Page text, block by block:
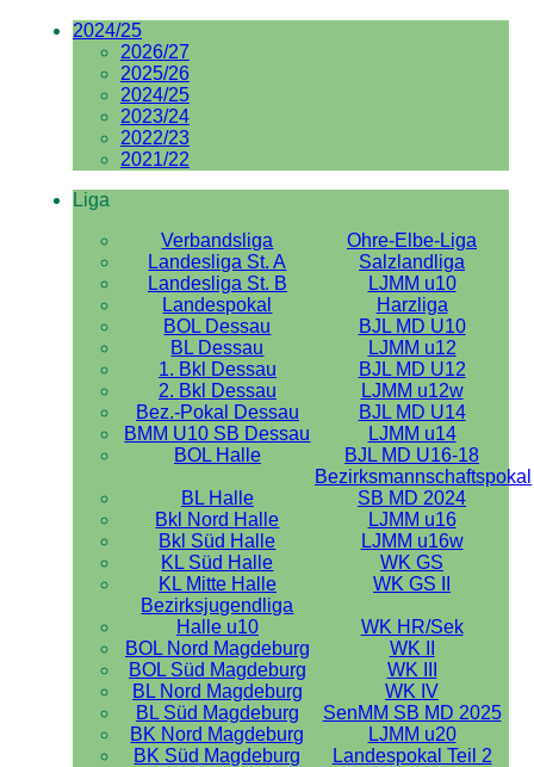
2024/25
2026/27
2025/26
2024/25
2023/24
2022/23
2021/22
Liga
Verbandsliga
Ohre-Elbe-Liga
Landesliga St. A
Salzlandliga
Landesliga St. B
LJMM u10
Landespokal
Harzliga
BOL Dessau
BJL MD U10
BL Dessau
LJMM u12
1. Bkl Dessau
BJL MD U12
2. Bkl Dessau
LJMM u12w
Bez.-Pokal Dessau
BJL MD U14
BMM U10 SB Dessau
LJMM u14
BOL Halle
BJL MD U16-18
BL Halle
Bezirksmannschaftspokal
SB MD 2024
Bkl Nord Halle
LJMM u16
Bkl Süd Halle
LJMM u16w
KL Süd Halle
WK GS
KL Mitte Halle
WK GS II
Bezirksjugendliga
Halle u10
WK HR/Sek
BOL Nord Magdeburg
WK II
BOL Süd Magdeburg
WK III
BL Nord Magdeburg
WK IV
BL Süd Magdeburg
SenMM SB MD 2025
BK Nord Magdeburg
LJMM u20
BK Süd Magdeburg
Landespokal Teil 2